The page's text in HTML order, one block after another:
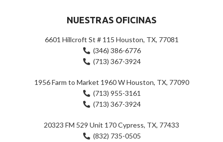
NUESTRAS OFICINAS
6601 Hillcroft St # 115 Houston, TX, 77081
(346) 386-6776
(713) 367-3924
1956 Farm to Market 1960 W Houston, TX, 77090
(713) 955-3161
(713) 367-3924
20323 FM 529 Unit 170 Cypress, TX, 77433
(832) 735-0505